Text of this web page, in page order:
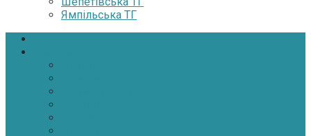
Ямпільська ТГ